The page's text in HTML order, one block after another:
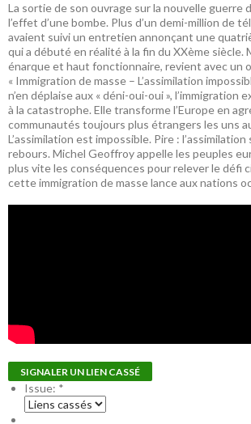
La sortie de son ouvrage sur la nouvelle guerre
l’effet d’une bombe. Plus d’un demi-million de
avaient suivi un entretien annonçant une
qui a débuté en réalité à la fin du XXème siècle.
énarque et haut fonctionnaire, revient avec un
« Immigration de masse – L’assimilation
n’en déplaise aux « déni-oui-oui », l’immigration
à la catastrophe. Elle transforme l’Europe en
communautés toujours plus étrangers les uns
L’assimilation est impossible. Pire : l’assimilation
rebours. Michel Geoffroy appelle les peuples
plus vite les conséquences pour relever le défi
cette immigration de masse lance aux nations
SIGNALER UN LIEN CASSÉ
Issue: *